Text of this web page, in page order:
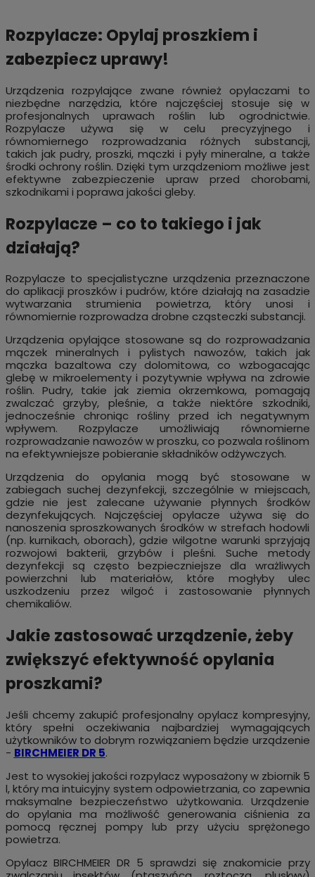
Rozpylacze: Opylaj proszkiem i
zabezpiecz uprawy!
Urządzenia rozpylające zwane również opylaczami to
niezbędne narzędzia, które najczęściej stosuje się w
profesjonalnych uprawach roślin lub ogrodnictwie.
Rozpylacze używa się w celu precyzyjnego i
równomiernego rozprowadzania różnych substancji,
takich jak pudry, proszki, mączki i pyły mineralne, a także
środki ochrony roślin. Dzięki tym urządzeniom możliwe jest
efektywne zabezpieczenie upraw przed chorobami,
szkodnikami i poprawa jakości gleby.
Rozpylacze – co to takiego i jak
działają?
Rozpylacze to specjalistyczne urządzenia przeznaczone
do aplikacji proszków i pudrów, które działają na zasadzie
wytwarzania strumienia powietrza, który unosi i
równomiernie rozprowadza drobne cząsteczki substancji.
Urządzenia opylające stosowane są do rozprowadzania
mączek mineralnych i pylistych nawozów, takich jak
mączka bazaltowa czy dolomitowa, co wzbogacając
glebę w mikroelementy i pozytywnie wpływa na zdrowie
roślin. Pudry, takie jak ziemia okrzemkowa, pomagają
zwalczać grzyby, pleśnie, a także niektóre szkodniki,
jednocześnie chroniąc rośliny przed ich negatywnym
wpływem. Rozpylacze umożliwiają równomierne
rozprowadzanie nawozów w proszku, co pozwala roślinom
na efektywniejsze pobieranie składników odżywczych.
Urządzenia do opylania mogą być stosowane w
zabiegach suchej dezynfekcji, szczególnie w miejscach,
gdzie nie jest zalecane używanie płynnych środków
dezynfekujących. Najczęściej opylacze używa się do
nanoszenia sproszkowanych środków w strefach hodowli
(np. kurnikach, oborach), gdzie wilgotne warunki sprzyjają
rozwojowi bakterii, grzybów i pleśni. Suche metody
dezynfekcji są często bezpieczniejsze dla wrażliwych
powierzchni lub materiałów, które mogłyby ulec
uszkodzeniu przez wilgoć i zastosowanie płynnych
chemikaliów.
Jakie zastosować urządzenie, żeby
zwiększyć efektywność opylania
proszkami?
Jeśli chcemy zakupić profesjonalny opylacz kompresyjny,
który spełni oczekiwania najbardziej wymagających
użytkowników to dobrym rozwiązaniem będzie urządzenie
- BIRCHMEIER DR 5.
Jest to wysokiej jakości rozpylacz wyposażony w zbiornik 5
l, który ma intuicyjny system odpowietrzania, co zapewnia
maksymalne bezpieczeństwo użytkowania. Urządzenie
do opylania ma możliwość generowania ciśnienia za
pomocą ręcznej pompy lub przy użyciu sprężonego
powietrza.
Opylacz BIRCHMEIER DR 5 sprawdzi się znakomicie przy